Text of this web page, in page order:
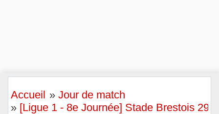
Accueil »Jour de match
» [Ligue 1 - 8e Journée] Stade Brestois 29